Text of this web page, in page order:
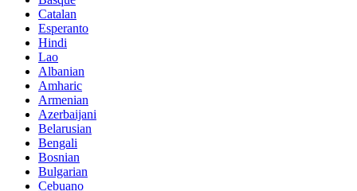
Catalan
Esperanto
Hindi
Lao
Albanian
Amharic
Armenian
Azerbaijani
Belarusian
Bengali
Bosnian
Bulgarian
Cebuano